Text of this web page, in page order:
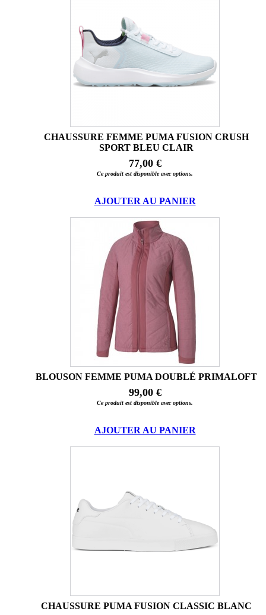
CHAUSSURE FEMME PUMA FUSION CRUSH
SPORT BLEU CLAIR
77,00 €
Ce produit est disponible avec options.
AJOUTER AU PANIER
BLOUSON FEMME PUMA DOUBLÉ PRIMALOFT
99,00 €
Ce produit est disponible avec options.
AJOUTER AU PANIER
CHAUSSURE PUMA FUSION CLASSIC BLANC